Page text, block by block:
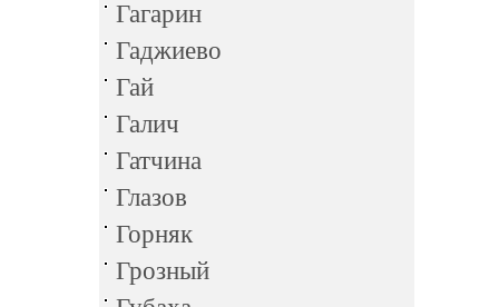
Гагарин
Гаджиево
Гай
Галич
Гатчина
Глазов
Горняк
Грозный